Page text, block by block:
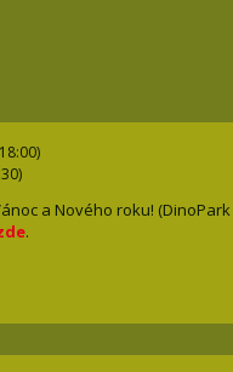
a Nového roku! (DinoPark
.